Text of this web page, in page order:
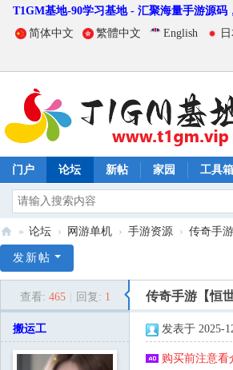
T1GM基地-90学习基地 - 汇聚海量手游源码
简体中文
繁體中文 English
门户 论坛 新帖 家园 工具箱
1
» 论坛 › 网游单机 › 手游资源 › 传奇手
发新帖
查看: 465 回复: 1 传奇手游【恒
搬运工 发表于 2025-
购买前注意看